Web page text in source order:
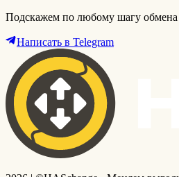
Подскажем по любому шагу
Написать в Telegram